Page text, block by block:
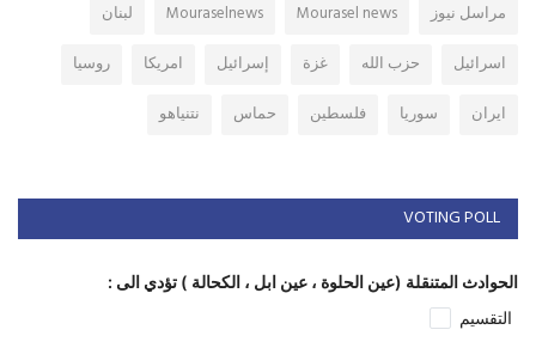
مراسل نيوز Mourasel news
Mouraselnews
لبنان
اسرائيل
حزب الله غزة إسرائيل امريكا
روسيا
ايران
سوريا فلسطين حماس نتنياهو
VOTING POLL
الحوادث المتنقلة (عين الحلوة ، عين ابل ، الكحالة ) تؤدي الى :
التقسيم